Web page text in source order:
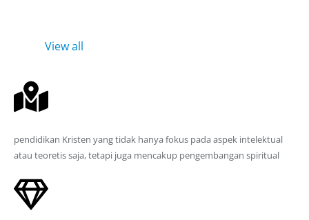
View all
pendidikan Kristen yang tidak hanya fokus pada aspek intelektual
atau teoretis saja, tetapi juga mencakup pengembangan spiritual